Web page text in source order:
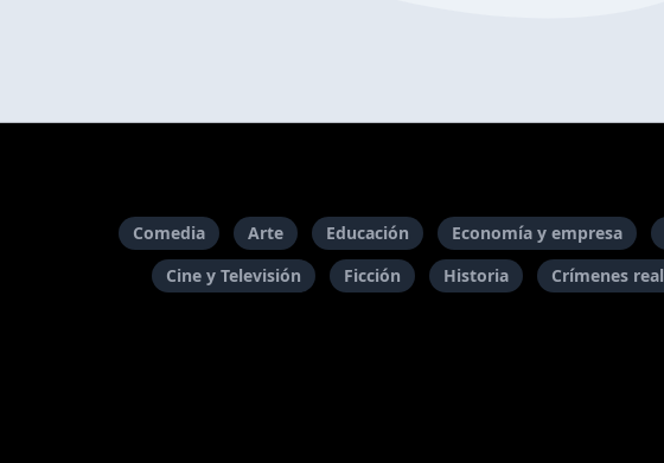
Comedia Arte Educación Economía y empresa
Cine y Televisión
Ficción Historia Crímenes